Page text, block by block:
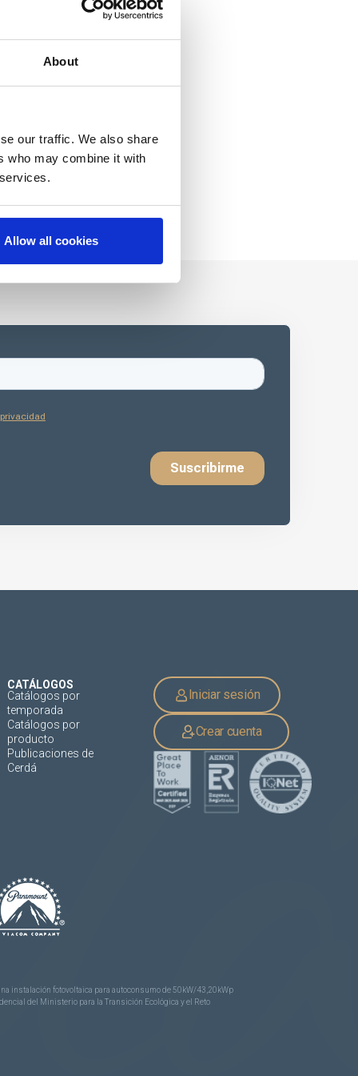
About
our traffic. We also share
who may combine it with
Allow all cookies
CATÁLOGOS
Catálogos por
temporada
Catálogos por
producto
Publicaciones de
Cerdá
Iniciar sesión
Crear cuenta
instalación fotovoltaica para autoconsumo de 50kW/43,20kWp
del Ministerio para la Transición Ecológica y el Reto